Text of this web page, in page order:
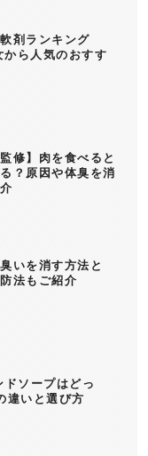
剤ランキング
ら人気のおすす
修】肉を食べると
？原因や体臭を消
いを消す方法と
法もご紹介
ドソープはどっ
違いと選び方